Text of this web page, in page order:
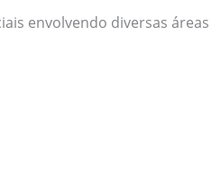
envolvendo diversas